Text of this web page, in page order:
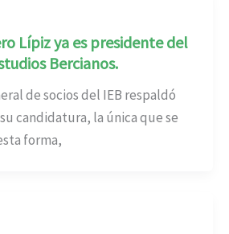
Lípiz ya es presidente del
Bercianos.
de socios del IEB respaldó
candidatura, la única que se
forma,